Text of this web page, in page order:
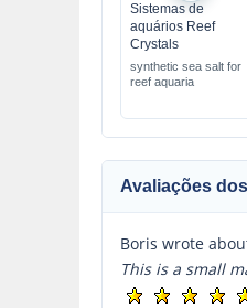
Sistemas de
aquários Reef
Crystals
synthetic sea salt for
reef aquaria
Avaliações
Boris wrote
This is a small